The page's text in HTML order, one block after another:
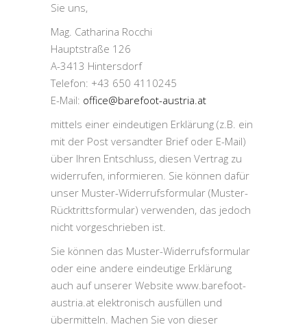
Sie uns,
Mag. Catharina Rocchi
Hauptstraße 126
A-3413 Hintersdorf
Telefon: +43 650 4110245
E-Mail: office@barefoot-austria.at
mittels einer eindeutigen Erklärung (z.B. ein
mit der Post versandter Brief oder E-Mail)
über Ihren Entschluss, diesen Vertrag zu
widerrufen, informieren. Sie können dafür
unser Muster-Widerrufsformular (Muster-
Rücktrittsformular) verwenden, das jedoch
nicht vorgeschrieben ist.
Sie können das Muster-Widerrufsformular
oder eine andere eindeutige Erklärung
auch auf unserer Website www.barefoot-
austria.at elektronisch ausfüllen und
übermitteln. Machen Sie von dieser